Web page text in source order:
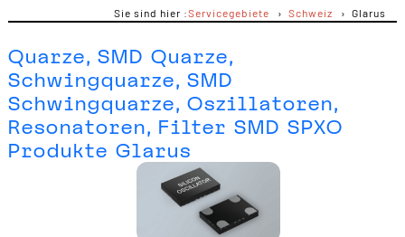
Sie sind hier :Servicegebiete Schweiz Glarus
Quarze, SMD Quarze,
Schwingquarze, SMD
Schwingquarze, Oszillatoren,
Resonatoren, Filter SMD SPXO
Produkte Glarus